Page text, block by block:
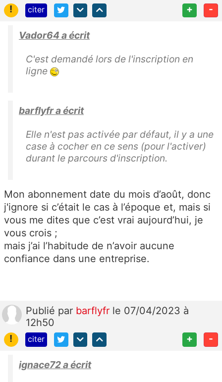
!
citer + -
Vador64 a écrit
C'est demandé lors de l'inscription en
ligne
barflyfr a écrit
Elle n'est pas activée par défaut, il y a une
case à cocher en ce sens (pour l'activer)
durant le parcours d'inscription.
Mon abonnement date du mois d’août, donc
j'ignore si c’était le cas à l’époque et, mais si
vous me dites que c’est vrai aujourd’hui, je
vous crois ;
mais j’ai l’habitude de n’avoir aucune
confiance dans une entreprise.
Publié par barflyfr le 07/04/2023 à
12h50
!
citer + -
ignace72 a écrit